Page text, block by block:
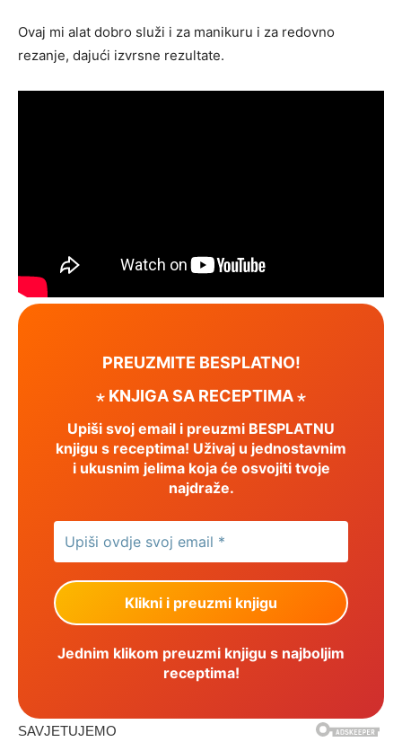
Ovaj mi alat dobro služi i za manikuru i za redovno
rezanje, dajući izvrsne rezultate.
PREUZMITE BESPLATNO!
⋆ KNJIGA SA RECEPTIMA ⋆
Upiši svoj email i preuzmi BESPLATNU
knjigu s receptima! Uživaj u jednostavnim
i ukusnim jelima koja će osvojiti tvoje
najdraže.
Jednim klikom preuzmi knjigu s najboljim
receptima!